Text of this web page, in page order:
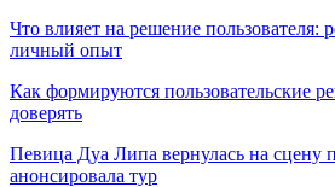
Что влияет на решение пользователя:
личный опыт
Как формируются пользовательские
доверять
Певица Дуа Липа вернулась на сцену
анонсировала тур